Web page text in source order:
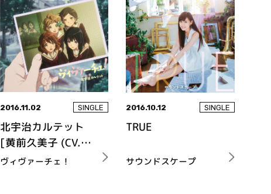
2016.11.02 SINGLE
北宇治カルテット
[黄前久美子 (CV.黒
沢ともよ)、加藤葉
ヴィヴァーチェ！
2016.10.12 SINGLE
TRUE
サウンドスケープ